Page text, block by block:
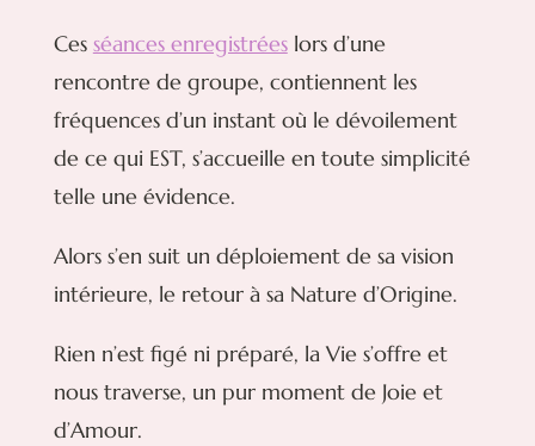
Ces séances enregistréeslors d’une
rencontre de groupe, contiennent les
fréquences d’un instant où le dévoilement
de ce qui EST, s’accueille en toute simplicité
telle une évidence.
Alors s’en suit un déploiement de sa vision
intérieure, le retour à sa Nature d’Origine.
Rien n’est figé ni préparé, la Vie s’offre et
nous traverse, un pur moment de Joie et
d’Amour.